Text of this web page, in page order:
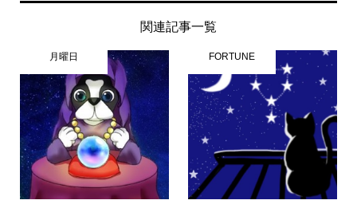
関連記事一覧
月曜日 FORTUNE